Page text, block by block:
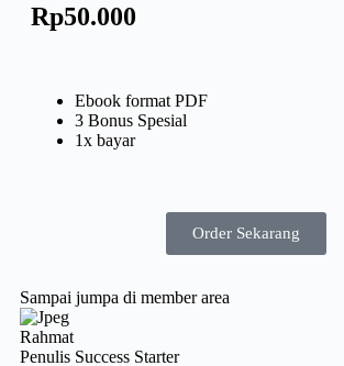
Rp50.000
Ebook format PDF
3 Bonus Spesial
1x bayar
Order Sekarang
Sampai jumpa di member area
Rahmat
Penulis Success Starter